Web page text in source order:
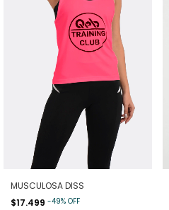
MUSCULOSA DISS
$17.499 -49% OFF